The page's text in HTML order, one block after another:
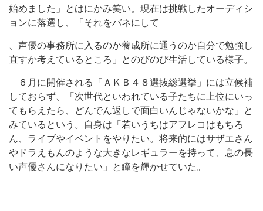
始めました」とはにかみ笑い。現在は挑戦したオーディシ
ョンに落選し、「それをバネにして
、声優の事務所に入るのか養成所に通うのか自分で勉強し
直すか考えているところ」とのびのび生活している様子。
６月に開催される「ＡＫＢ４８選抜総選挙」には立候補
しておらず、「次世代といわれている子たちに上位にいっ
てもらえたら、どんでん返しで面白いんじゃないかな」と
みているという。自身は「若いうちはアフレコはもちろ
ん、ライブやイベントをやりたい。将来的にはサザエさん
やドラえもんのような大きなレギュラーを持って、息の長
い声優さんになりたい」と瞳を輝かせていた。